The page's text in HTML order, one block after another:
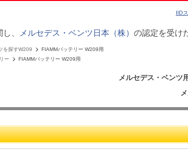
IID
、 メルセデス・ベンツ日本（株） の認定を受け
を探すW209
FIAMMバッテリー W209用
ー FIAMMバッテリー W209用
メルセデス・ベンツ